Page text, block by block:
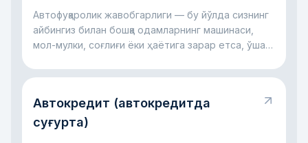
КАСКО сизни катта автомобил харажатлари
билан ёлғиз қолдирмасликка ёрдам беради.
Автофуқаролик жавобгарлиги — бу йўлда сизнинг
айбингиз билан бошқа одамларнинг машинаси,
мол-мулки, соғлиғи ёки ҳаётига зарар етса, ўша
содда айтганда, бу рулда қилинган хато бошқанинг
Асосий фикр оддий: бу жавобгарлик жабрланувчи
компенсациясиз қолмаслиги, айбдор эса ҳамма
Автокредит (автокредитда
суғурта)